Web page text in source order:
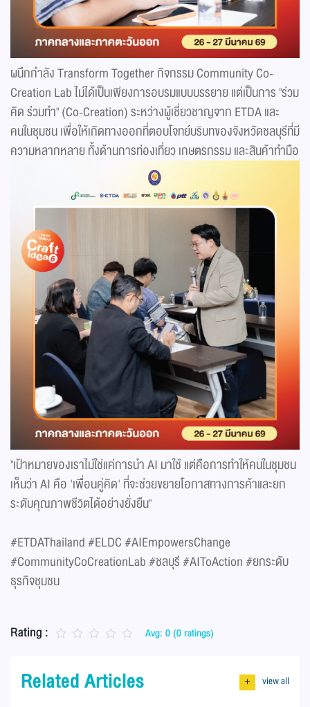
ผนึกกำลัง Transform Together กิจกรรม Community Co-
Creation Lab ไม่ได้เป็นเพียงการอบรมแบบบรรยาย แต่เป็นการ "ร่วม
คิด ร่วมทำ" (Co-Creation) ระหว่างผู้เชี่ยวชาญจาก ETDA และ
คนในชุมชน เพื่อให้เกิดทางออกที่ตอบโจทย์บริบทของจังหวัดชลบุรีที่มี
ความหลากหลาย ทั้งด้านการท่องเที่ยว เกษตรกรรม และสินค้าทำมือ
"เป้าหมายของเราไม่ใช่แค่การนำ AI มาใช้ แต่คือการทำให้คนในชุมชน
เห็นว่า AI คือ 'เพื่อนคู่คิด' ที่จะช่วยขยายโอกาสทางการค้าและยก
ระดับคุณภาพชีวิตได้อย่างยั่งยืน"
#ETDAThailand #ELDC #AIEmpowersChange
#CommunityCoCreationLab #ชลบุรี #AIToAction #ยกระดับ
ธุรกิจชุมชน
Rating : Avg: 0 (0 ratings)
Related Articles + view all